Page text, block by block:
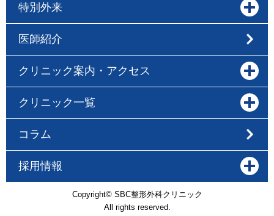
特別外来
医師紹介
クリニック案内・アクセス
クリニック一覧
コラム
採用情報
Copyright© SBC整形外科クリニック
All rights reserved.